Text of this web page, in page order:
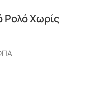
Ρολό Χωρίς